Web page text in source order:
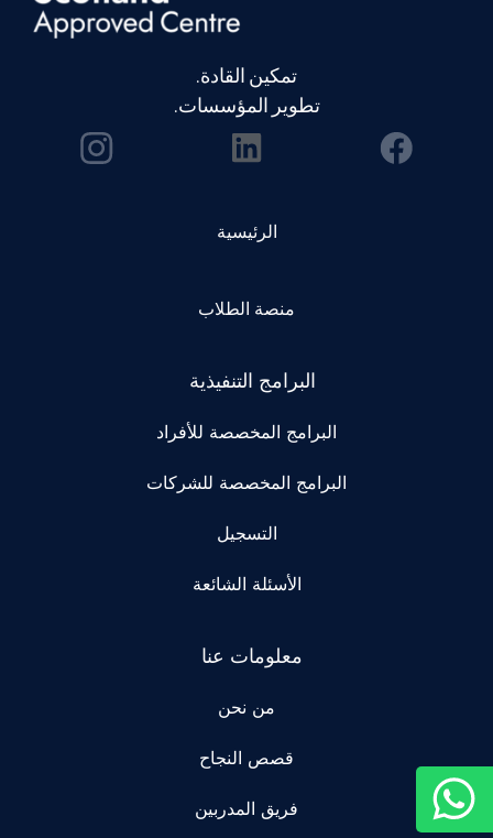
تمكين القادة.
تطوير المؤسسات.
الرئيسية
منصة الطلاب
البرامج التنفيذية
البرامج المخصصة للأفراد
البرامج المخصصة للشركات
التسجيل
الأسئلة الشائعة
معلومات عنا
من نحن
قصص النجاح
فريق المدربين